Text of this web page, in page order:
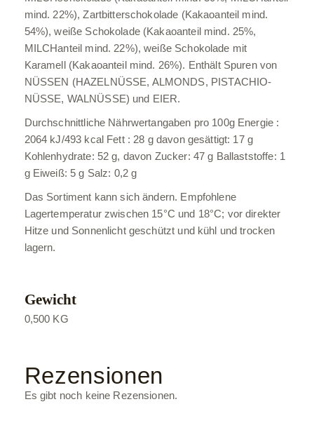
mind. 22%), Zartbitterschokolade (Kakaoanteil mind.
54%), weiße Schokolade (Kakaoanteil mind. 25%,
MILCHanteil mind. 22%), weiße Schokolade mit
Karamell (Kakaoanteil mind. 26%). Enthält Spuren von
NÜSSEN (HAZELNÜSSE, ALMONDS, PISTACHIO-
NÜSSE, WALNÜSSE) und EIER.
Durchschnittliche Nährwertangaben pro 100g Energie :
2064 kJ/493 kcal Fett : 28 g davon gesättigt: 17 g
Kohlenhydrate: 52 g, davon Zucker: 47 g Ballaststoffe: 1
g Eiweiß: 5 g Salz: 0,2 g
Das Sortiment kann sich ändern. Empfohlene
Lagertemperatur zwischen 15°C und 18°C; vor direkter
Hitze und Sonnenlicht geschützt und kühl und trocken
lagern.
Gewicht
0,500 KG
Rezensionen
Es gibt noch keine Rezensionen.